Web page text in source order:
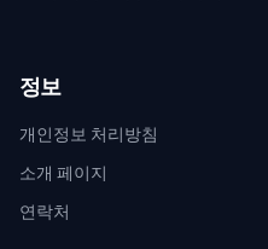
정보
개인정보 처리방침
소개 페이지
연락처